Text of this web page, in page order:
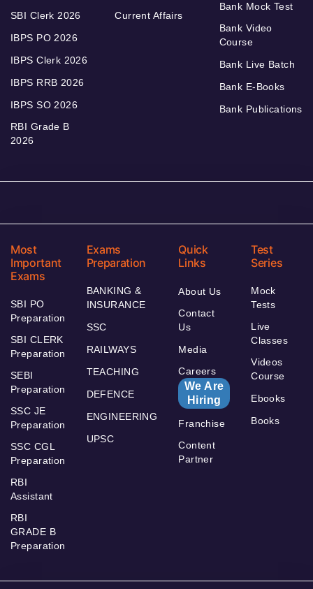
SBI Clerk 2026
IBPS PO 2026
IBPS Clerk 2026
IBPS RRB 2026
IBPS SO 2026
RBI Grade B
2026
Current Affairs
Bank Mock Test
Bank Video
Course
Bank Live Batch
Bank E-Books
Bank Publications
Most
Important
Exams
SBI PO
Preparation
SBI CLERK
Preparation
SEBI
Preparation
SSC JE
Preparation
SSC CGL
Preparation
RBI
Assistant
RBI
GRADE B
Preparation
Exams
Preparation
BANKING &
INSURANCE
SSC
RAILWAYS
TEACHING
DEFENCE
ENGINEERING
UPSC
Quick
Links
About Us
Contact
Us
Media
Careers
We Are
Hiring
Franchise
Content
Partner
Test
Series
Mock
Tests
Live
Classes
Videos
Course
Ebooks
Books